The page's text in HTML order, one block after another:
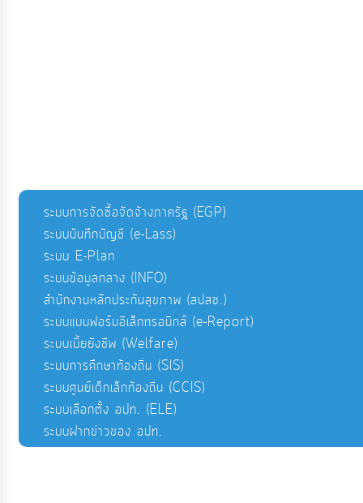
ระบบการจัดซื้อจัดจ้างภาครัฐ (EGP)
ระบบบันทึกบัญชี (e-Lass)
ระบบ E-Plan
ระบบข้อมูลกลาง (INFO)
สำนักงานหลักประกันสุขภาพ (สปสช.)
ระบบแบบฟอร์มอิเล็กทรอนิกส์ (e-Report)
ระบบเบี้ยยังชีพ (Welfare)
ระบบการศึกษาท้องถิ่น (SIS)
ระบบศูนย์เด็กเล็กท้องถิ่น (CCIS)
ระบบเลือกตั้ง อปท. (ELE)
ระบบฝากข่าวของ อปท.